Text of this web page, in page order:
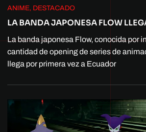
ANIME, DESTACADO
LA BANDA JAPONESA FLOW
La banda japonesa Flow, conocida por
cantidad de opening de series de
llega por primera vez a Ecuador